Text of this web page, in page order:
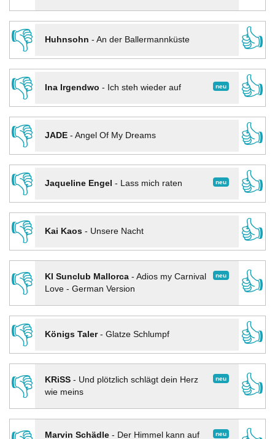
👎
Huhnsohn - An der Ballermannküste
👍
👎
neu
Ina Irgendwo - Ich steh wieder auf
👍
👎
JADE- Angel Of My Dreams
👍
👎
neu
Jaqueline Engel - Lass mich raten
👍
👎
Kai Kaos- Unsere Nacht
👍
👎
neu
KI Sunclub Mallorca- Adios my Carnival
Love - German Version
👍
👎
Königs Taler- Glatze Schlumpf
👍
👎
neu
KRiSS- Und plötzlich schlägt dein Herz
wie meins
👍
neu
Marvin Schädle- Der Himmel kann auf